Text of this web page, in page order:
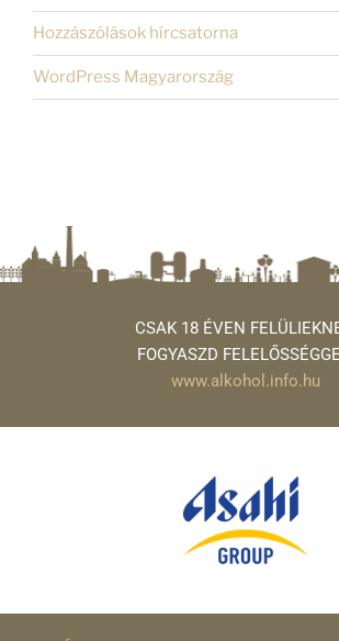
Hozzászólások hírcsatorna
WordPress Magyarország
CSAK 18 ÉVEN
FOGYASZD
www.alkohol.info.hu